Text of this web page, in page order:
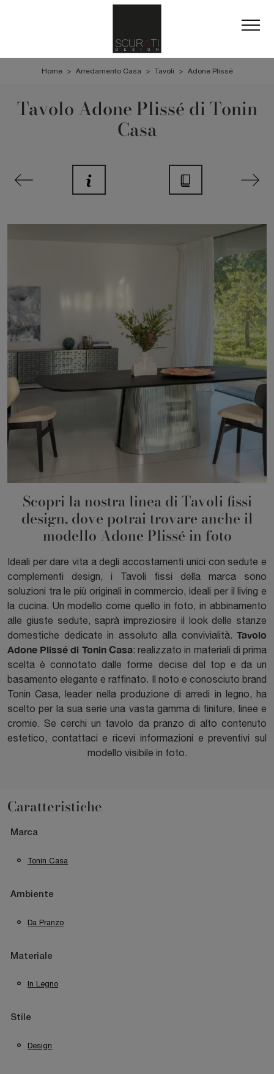
Home > Arredamento Casa > Tavoli > Adone Plissé
Tavolo Adone Plissé di Tonin
Casa
Scopri la nostra linea di Tavoli fissi
design, dove potrai trovare anche il
modello Adone Plissé in foto
Ideali per dare vita a degli accostamenti unici con sedute e
complementi design, i Tavoli fissi della marca sono
soluzioni tra le più originali in commercio, ideali per il living e
la cucina. Un modello come quello in foto, in abbinamento
alle giuste sedute, saprà impreziosire il look delle stanze
domestiche dedicate in assoluto alla convivialità. Tavolo
Adone Plissé di Tonin Casa: realizzato in materiali di prima
scelta è connotato dalle forme decise del top e da un
basamento elegante e raffinato. Il noto e conosciuto brand
Tonin Casa, leader nella produzione di arredi in legno, ha
scelto per la sua serie una vasta gamma di finiture, linee e
cromie. Se cerchi un tavolo da pranzo di alto contenuto
estetico, contattaci e ricevi informazioni e preventivi sul
modello visibile in foto.
Caratteristiche
Marca
Tonin Casa
Ambiente
Da Pranzo
Materiale
In Legno
Stile
Design